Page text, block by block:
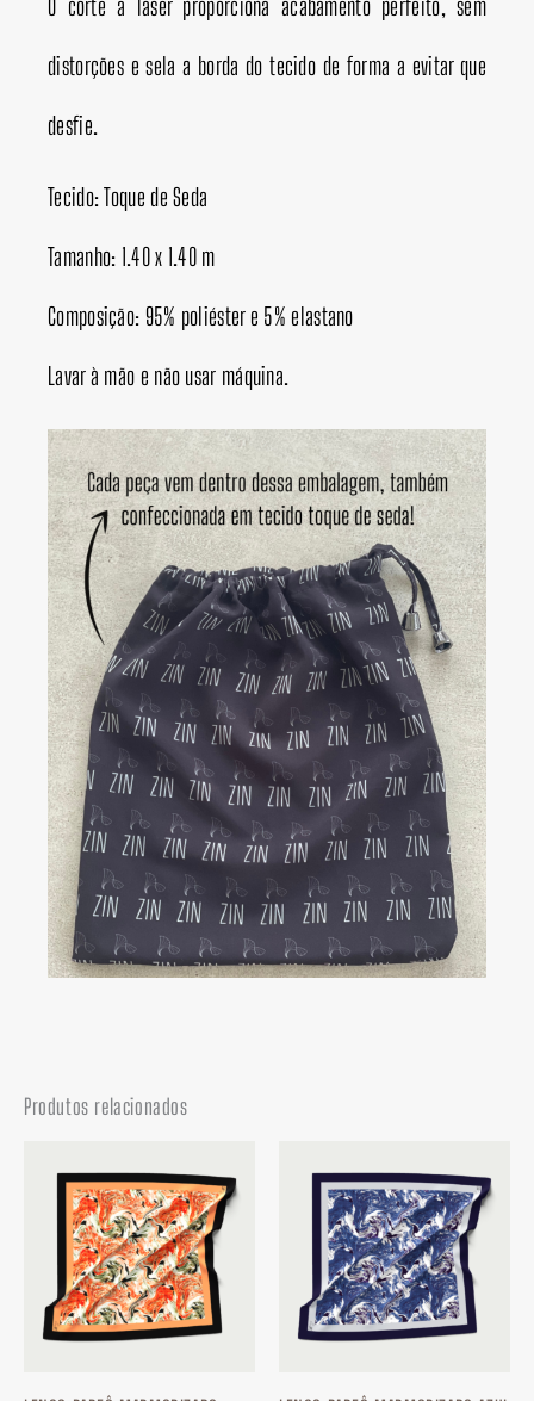
O corte a laser proporciona acabamento perfeito, sem
distorções e sela a borda do tecido de forma a evitar que
desfie.
Tecido: Toque de Seda
Tamanho: 1.40 x 1.40 m
Composição: 95% poliéster e 5% elastano
Lavar à mão e não usar máquina.
Produtos relacionados